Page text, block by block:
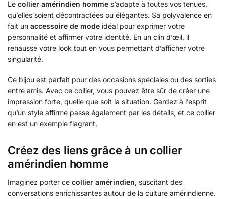
Le collier amérindien homme s’adapte à toutes vos tenues,
qu’elles soient décontractées ou élégantes. Sa polyvalence en
fait un accessoire de mode idéal pour exprimer votre
personnalité et affirmer votre identité. En un clin d’œil, il
rehausse votre look tout en vous permettant d’afficher votre
singularité.
Ce bijou est parfait pour des occasions spéciales ou des sorties
entre amis. Avec ce collier, vous pouvez être sûr de créer une
impression forte, quelle que soit la situation. Gardez à l’esprit
qu’un style affirmé passe également par les détails, et ce collier
en est un exemple flagrant.
Créez des liens grâce à un collier
amérindien homme
Imaginez porter ce collier amérindien, suscitant des
conversations enrichissantes autour de la culture amérindienne.